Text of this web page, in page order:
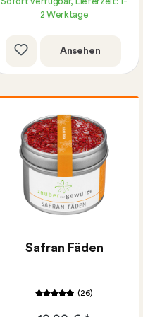
2 Werktage
Ansehen
Safran Fäden
(26)